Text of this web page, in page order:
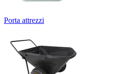
Porta attrezzi